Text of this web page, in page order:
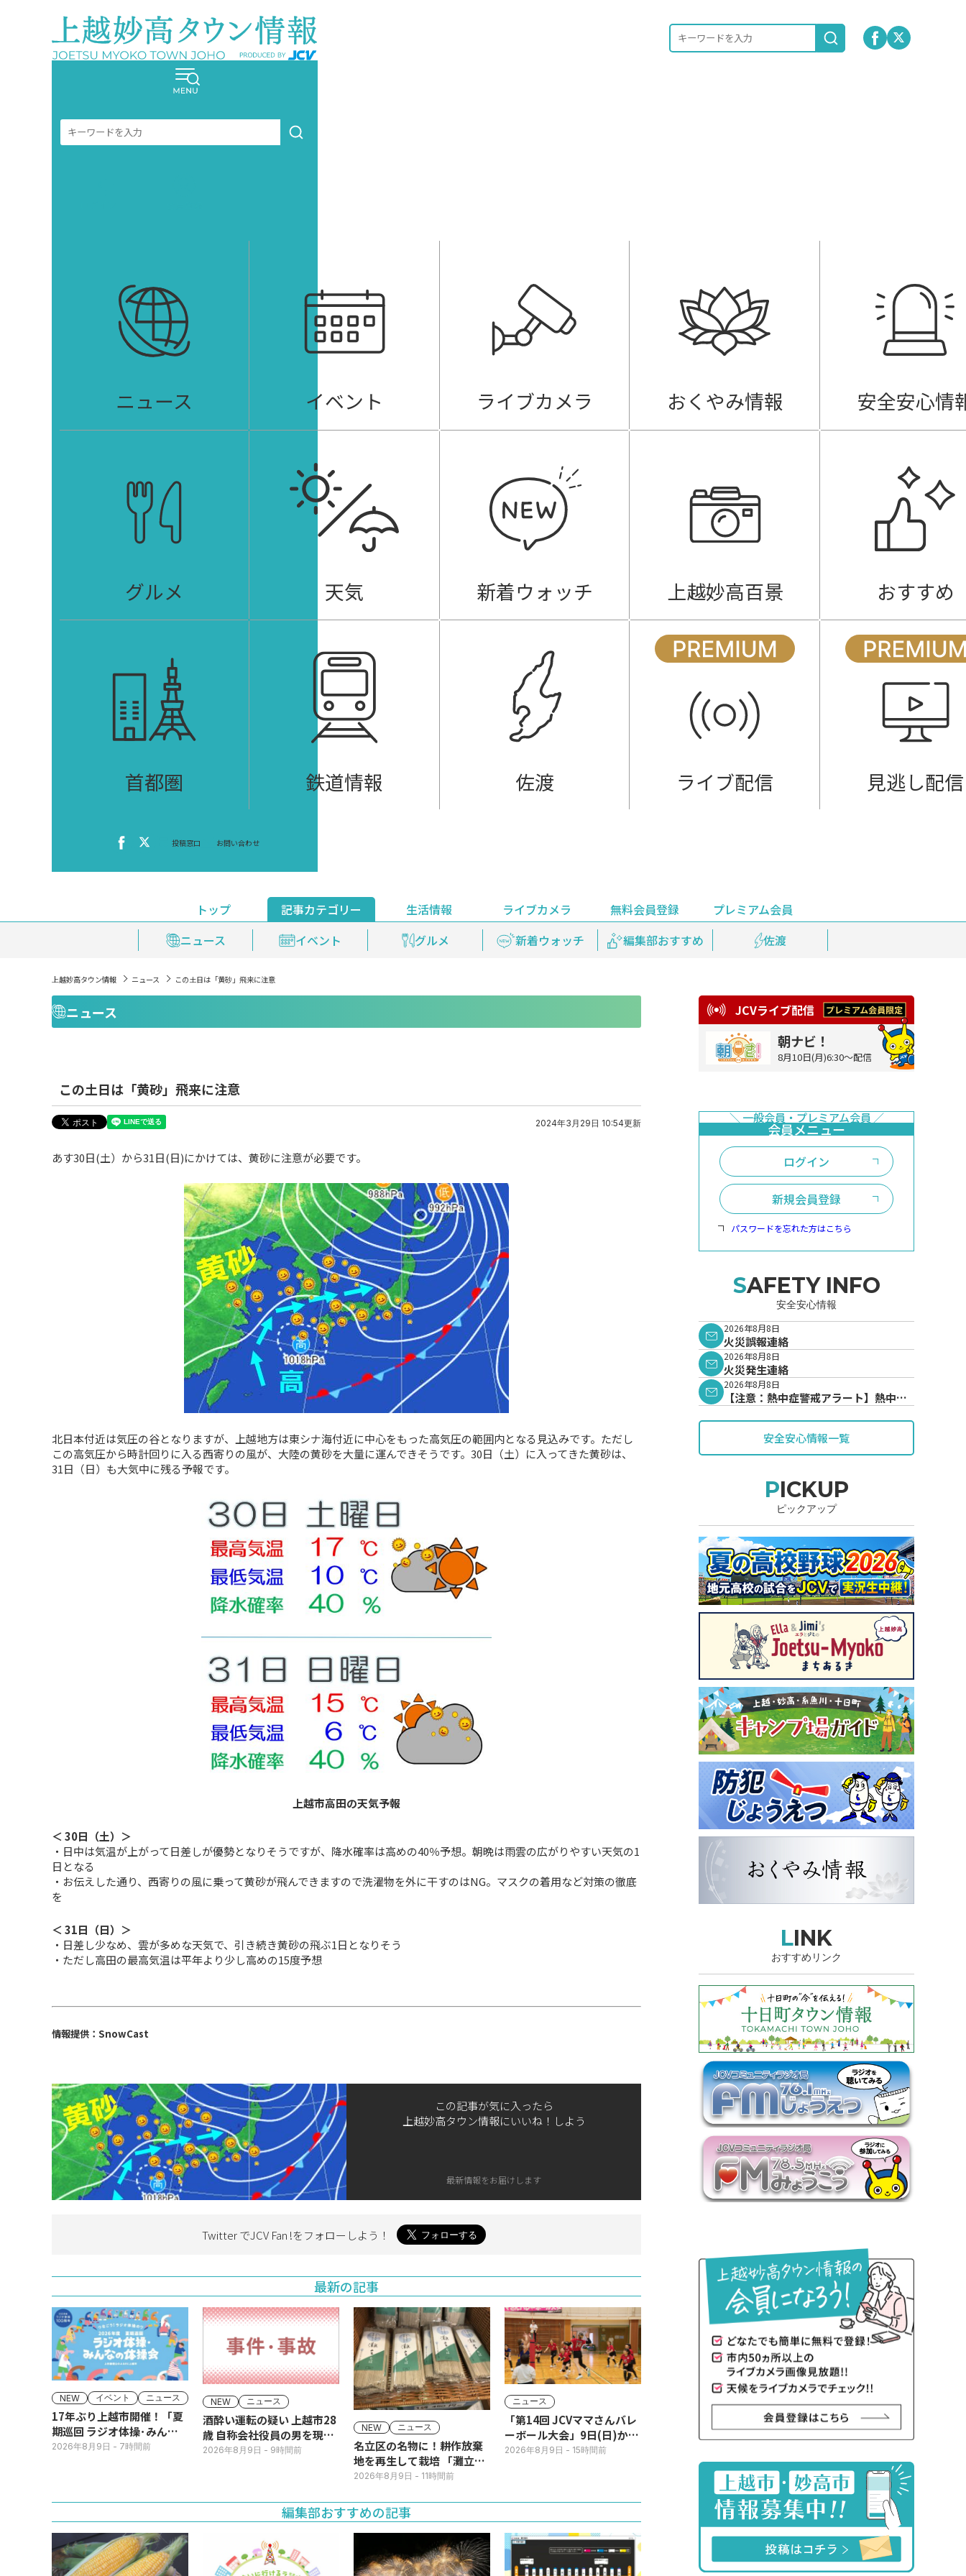
ニュース イベント ライブカメラ おくやみ情報 安全安心情
グルメ 天気 新着ウォッチ 上越妙高百景 おすすめ
首都圏 鉄道情報 佐渡 ライブ配信 見逃し配信
投稿窓口 お問い合わせ
トップ
記事カテゴリー
ニュース
イベント グルメ 新着ウォッチ 編集部おすすめ 佐渡
生活情報
おくやみ情報
安全安心情報 天気 上越妙高百景 鉄道情報
ライブカメラ 無料会員登録
プレミアム会員
ライブ配信
見逃し配信 プレミアム会員登録
上越妙高タウン情報 ニュース この土日は「黄砂」飛来に注意
ニュース
この土日は「黄砂」飛来に注意
2024年3月29日 10:54更新
あす30日(土）から31日(日)にかけては、黄砂に注意が必要です。
北日本付近は気圧の谷となりますが、上越地方は東シナ海付近に中心をもった高気圧の範囲内となる見込みです。ただし
この高気圧から時計回りに入る西寄りの風が、大陸の黄砂を大量に運んできそうです。30日（土）に入ってきた黄砂は、
31日（日）も大気中に残る予報です。
上越市高田の天気予報
＜ 30日（土）＞
・日中は気温が上がって日差しが優勢となりそうですが、降水確率は高めの40％予想。朝晩は雨雲の広がりやすい天気の1
日となる
・お伝えした通り、西寄りの風に乗って黄砂が飛んできますので洗濯物を外に干すのはNG。マスクの着用など対策の徹底
を
＜ 31日（日）＞
・日差し少なめ、雲が多めな天気で、引き続き黄砂の飛ぶ1日となりそう
・ただし高田の最高気温は平年より少し高めの15度予想
情報提供：SnowCast
この記事が気に入ったら
上越妙高タウン情報にいいね！しよう
最新情報をお届けします
Twitter でJCV Fan !をフォローしよう！
最新の記事
NEW イベント ニュース
17年ぶり上越市開催！「夏
期巡回 ラジオ体操･みんな
の体操会」今月16日(日)
2026年8月9日 - 7時間前
NEW ニュース
酒酔い運転の疑い 上越市28
歳 自称会社役員の男を現行
犯逮捕
2026年8月9日 - 9時間前
NEW ニュース
名立区の名物に！耕作放棄
地を再生して栽培 「灘立そ
ば」発売
2026年8月9日 - 11時間前
ニュース
「第14回 JCVママさんバレ
ーボール大会」9日(日)から
JCVスペシャルで放送！
2026年8月9日 - 15時間前
編集部おすすめの記事
JCVライブ配信
朝ナビ！
8月10日(月)6:30～配信
ログイン
新規会員登録
パスワードを忘れた方はこちら
SAFETY INFO
安全安心情報
2026年8月8日
火災誤報連絡
2026年8月8日
火災発生連絡
2026年8月8日
【注意：熱中症警戒アラート】熱中症
安全安心情報一覧
PICKUP
ピックアップ
LINK
おすすめリンク